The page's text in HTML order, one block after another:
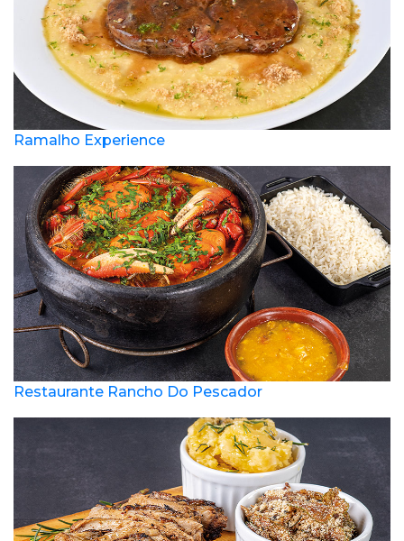
Ramalho Experience
Restaurante Rancho Do Pescador